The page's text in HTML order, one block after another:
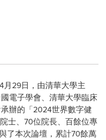
月29日，由清華大學主
電子學會、清華大學臨床
辦的 「2024世界數字健
士、70位院長、百餘位專
了本次論壇，累計70餘萬